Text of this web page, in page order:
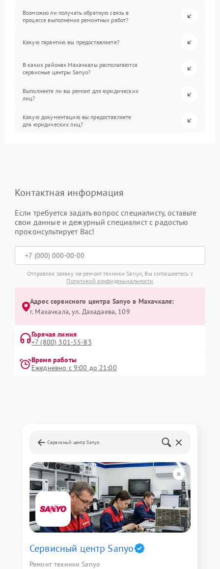
Возможно ли получать обратную связь в
процессе выполнения ремонтных работ?
Какую гарантию вы предоставляете?
В каких районах Махачкалы располагаются
сервисные центры Sanyo?
Выполняете ли вы ремонт для юридических
лиц?
Какую документацию вы предоставляете
для юридических лиц?
Контактная информация
Если требуется задать вопрос специалисту, оставьте
свои данные и дежурный специалист с радостью
проконсультирует Вас!
Отправляя заявку на ремонт техники Sanyo, Вы соглашаетесь с
Политикой конфиденциальности
Адрес сервисного центра Sanyo в Махачкале:
г. Махачкала, ул. Дахадаева, 109
Горячая линия
+7 (800) 301-55-83
Время работы
Ежедневно с 9:00 до 21:00
Сервисный центр Sanyo
Сервисный центр Sanyo
Ремонт техники Sanyo